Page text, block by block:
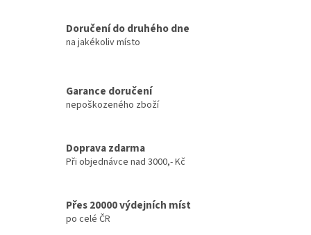
á
r
v
i
s
Doručení do druhého dne
na jakékoliv místo
Garance doručení
nepoškozeného zboží
Doprava zdarma
Při objednávce nad 3000,- Kč
Přes 20000 výdejních míst
po celé ČR